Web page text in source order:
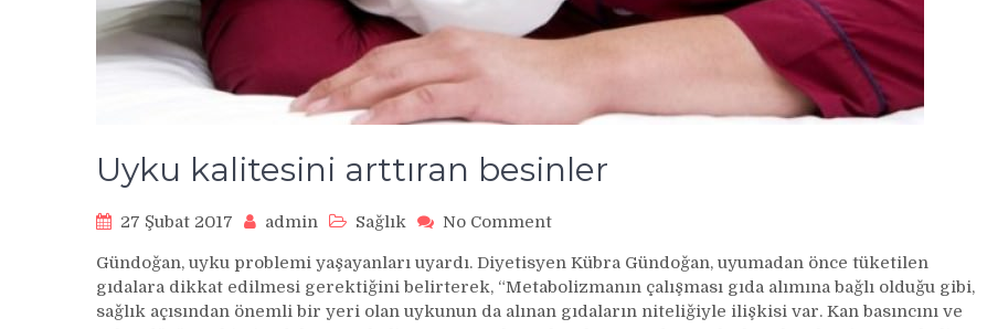
Uyku kalitesini arttıran besinler
27 Şubat 2017 admin Sağlık No Commenton
kalitesini
arttıran
besinler
Gündoğan, uyku problemi yaşayanları uyardı. Diyetisyen Kübra Gündoğan, uyumadan önce tüketilen
gıdalara dikkat edilmesi gerektiğini belirterek, “Metabolizmanın çalışması gıda alımına bağlı olduğu gibi,
sağlık açısından önemli bir yeri olan uykunun da alınan gıdaların niteliğiyle ilişkisi var. Kan basıncını ve